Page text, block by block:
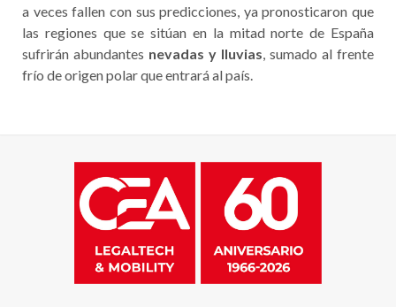
a veces fallen con sus predicciones, ya pronosticaron que
las regiones que se sitúan en la mitad norte de España
sufrirán abundantes nevadas y lluvias, sumado al frente
frío de origen polar que entrará al país.